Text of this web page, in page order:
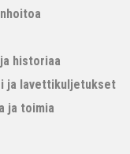
historiaa
ja lavettikuljetukset
ja toimia